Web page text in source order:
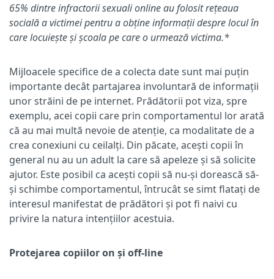
65% dintre infractorii sexuali online au folosit rețeaua
socială a victimei pentru a obține informații despre locul în
care locuiește și școala pe care o urmează victima.*
Mijloacele specifice de a colecta date sunt mai puțin
importante decât partajarea involuntară de informații
unor străini de pe internet. Prădătorii pot viza, spre
exemplu, acei copii care prin comportamentul lor arată
că au mai multă nevoie de atenție, ca modalitate de a
crea conexiuni cu ceilalți. Din păcate, acești copii în
general nu au un adult la care să apeleze și să solicite
ajutor. Este posibil ca acești copii să nu-și dorească să-
și schimbe comportamentul, întrucât se simt flatați de
interesul manifestat de prădători și pot fi naivi cu
privire la natura intențiilor acestuia.
Protejarea copiilor on și off-line